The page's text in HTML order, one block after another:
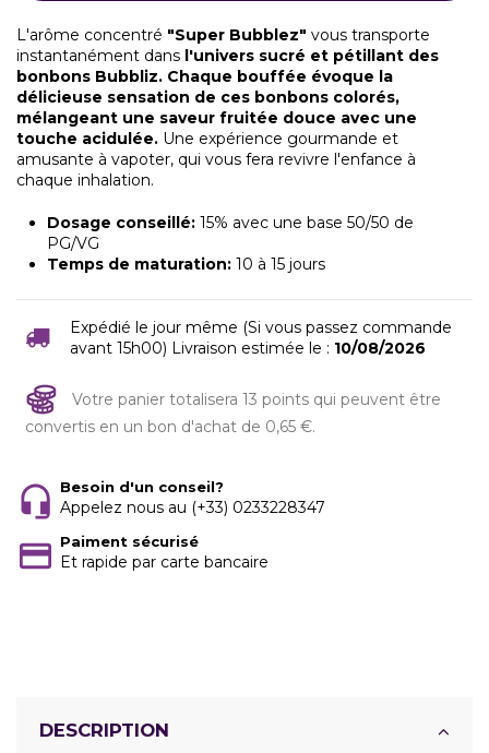
L'arôme concentré "Super Bubblez" vous transporte
instantanément dans l'univers sucré et pétillant des
bonbons Bubbliz. Chaque bouffée évoque la
délicieuse sensation de ces bonbons colorés,
mélangeant une saveur fruitée douce avec une
touche acidulée. Une expérience gourmande et
amusante à vapoter, qui vous fera revivre l'enfance à
chaque inhalation.
Dosage conseillé: 15% avec une base 50/50 de
PG/VG
Temps de maturation: 10 à 15 jours
Expédié le jour même (Si vous passez commande
avant 15h00) Livraison estimée le : 10/08/2026
Votre panier totalisera 13 points qui peuvent être
convertis en un bon d'achat de 0,65 €.
Besoin d'un conseil?
Appelez nous au (+33) 0233228347
Paiment sécurisé
Et rapide par carte bancaire
DESCRIPTION